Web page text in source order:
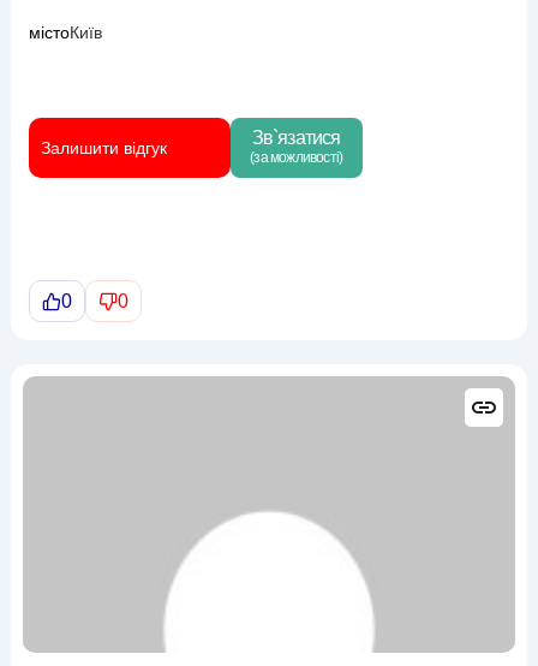
містоКиїв
Залишити відгук Зв`язатися
(за можливості)
0 0